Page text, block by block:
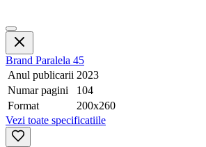
Brand Paralela 45
Anul publicarii 2023
Numar pagini
104
Format
200x260
Vezi toate specificatiile